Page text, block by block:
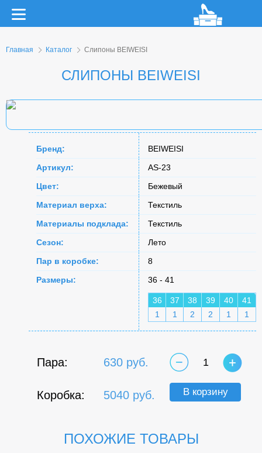
Главная Каталог Слипоны BEIWEISI
СЛИПОНЫ BEIWEISI
Бренд:
BEIWEISI
Артикул:
AS-23
Цвет:
Бежевый
Материал верха:
Текстиль
Материалы подклада:
Текстиль
Сезон:
Лето
Пар в коробке:
8
Размеры:
36 - 41
36 37 38 39 40
41
1
1 2 2 1 1
Пара: 630 руб.
Коробка: 5040 руб.
1
В корзину
ПОХОЖИЕ ТОВАРЫ